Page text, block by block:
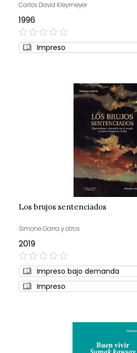
Carlos David Kleymeyer
1996
0%
Impreso
Los brujos sentenciados
Simone Garra y otros
2019
0%
Impreso bajo demanda
Impreso